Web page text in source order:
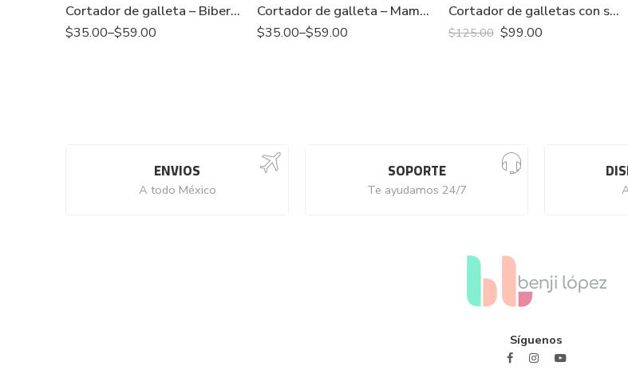
Cortador de galleta – Biberón Oso
$35.00–$59.00
Cortador de galleta – Mameluco Oso
$35.00–$59.00
Cortador de galletas con sello – Trajinera
$125.00 $99.00
ENVIOS
A todo México
SOPORTE
Te ayudamos 24/7
Síguenos